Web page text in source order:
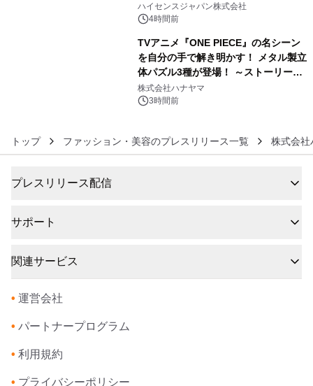
ハイセンスジャパン株式会社
4時間前
TVアニメ『ONE PIECE』の名シーン
を自分の手で解き明かす！ メタル製立
体パズル3種が登場！ ～ストーリーと
ギミックが融合した 大人の体験型パズ
ルが8月7日(金)12時より先行予約受付
株式会社ハナヤマ
3時間前
トップ ファッション・美容のプレスリリース一覧 株式会社
プレスリリース配信
サポート
関連サービス
• 運営会社
• パートナープログラム
• 利用規約
• プライバシーポリシー